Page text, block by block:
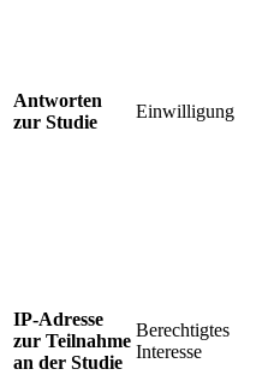
Antworten
zur Studie
Einwilligung
IP-Adresse
zur Teilnahme
an der Studie
Berechtigtes
Interesse